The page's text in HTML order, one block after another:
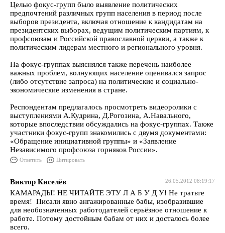
Целью фокус-групп было выявление политических
предпочтений различных групп населения в период после
выборов президента, включая отношение к кандидатам на
президентских выборах, ведущим политическим партиям, к
профсоюзам и Российской православной церкви, а также к
политическим лидерам местного и регионального уровня.
На фокус-группах выяснялся также перечень наиболее
важных проблем, волнующих население оценивался запрос
(либо отсутствие запроса) на политические и социально-
экономические изменения в стране.
Респондентам предлагалось просмотреть видеоролики с
выступлениями А.Кудрина, Д.Рогозина, А.Навального,
которые впоследствии обсуждались на фокус-группах. Также
участники фокус-групп знакомились с двумя документами:
«Обращение инициативной группы» и «Заявление
Независимого профсоюза горняков России».
Ответить Цитировать
26.05.2012 08:19:17
Виктор Киселёв
КАМАРАДЫ! НЕ ЧИТАЙТЕ ЭТУ Л А Б У Д У! Не тратьте
время! Писали явно ангажированные бабы, изобразившие
для необозначенных работодателей серьёзное отношение к
работе. Потому достойным бабам от них и досталось более
всего.